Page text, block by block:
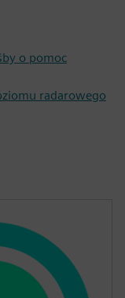
o pomoc
radarowego